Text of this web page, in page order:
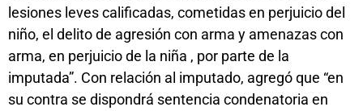
lesiones leves calificadas, cometidas en perjuicio del
niño, el delito de agresión con arma y amenazas con
arma, en perjuicio de la niña , por parte de la
imputada”. Con relación al imputado, agregó que “en
su contra se dispondrá sentencia condenatoria en